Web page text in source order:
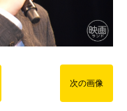
次の画像